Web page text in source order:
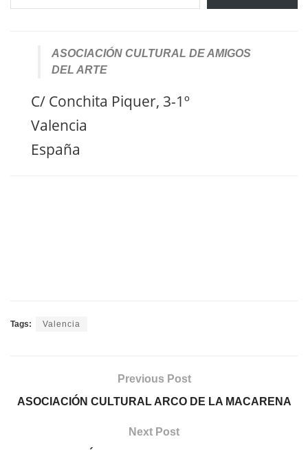
ASOCIACIÓN CULTURAL DE AMIGOS
DEL ARTE
C/ Conchita Piquer, 3-1º
Valencia
España
Tags: Valencia
Previous Post
ASOCIACIÓN CULTURAL ARCO DE LA MACARENA
Next Post